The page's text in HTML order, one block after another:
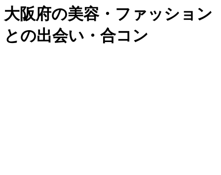
大阪府の美容・ファッション
との出会い・合コン